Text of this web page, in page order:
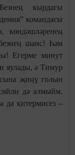
кырдагы
командасы
көндәшләренең
шанс! Һәм
Егерме минут
яулады, ә Тимур
җиңү голын
дә алмыйм.
да китермисез –